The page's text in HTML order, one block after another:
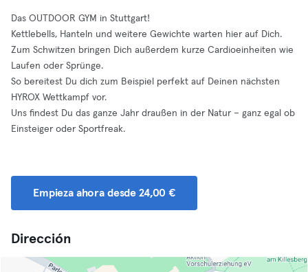
Das OUTDOOR GYM in Stuttgart!
Kettlebells, Hanteln und weitere Gewichte warten hier auf Dich.
Zum Schwitzen bringen Dich außerdem kurze Cardioeinheiten wie
Laufen oder Sprünge.
So bereitest Du dich zum Beispiel perfekt auf Deinen nächsten
HYROX Wettkampf vor.
Uns findest Du das ganze Jahr draußen in der Natur – ganz egal ob
Einsteiger oder Sportfreak.
Empieza ahora desde 24,00 €
Dirección